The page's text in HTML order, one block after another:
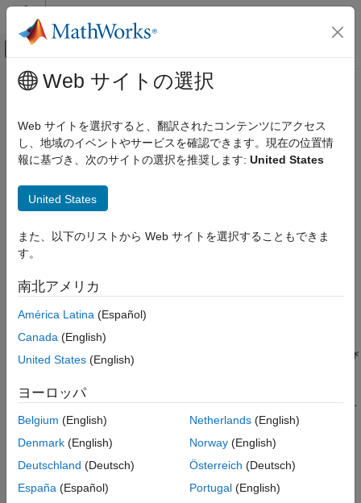
コンテンツへスキップ
オフキャンバス ナビゲーション メ
ドキュメンテーションのホーム
Statistics and Machine Learning Toolbox
回帰
多重線形回帰
Statistics and Machine Learning Toolbox
回帰
Statistics and Machine Learning Toolbox
回帰
ガウス過程回帰
項目一覧
構文
入力引数
出力引数
メインコンテンツ
compact
機械学習モデルのサイズの縮小
構文
CompactMdl = compact(Mdl)
説明
CompactMdl = compact(
のコンパクトなバージョンです。
CompactMdl には学習データが含まれませんが、 および
CompactMdlを使用してクラス ラベルを予測することはできます
が、コンパクトなモデルで交差検証などのタスクは実行できませ
ん。
例
Web サイトの選択
Web サイトを選択すると、翻訳されたコンテンツにアクセス
し、地域のイベントやサービスを確認できます。現在の位置情
報に基づき、次のサイトの選択を推奨します: United States
United States
また、以下のリストから Web サイトを選択することもできま
す。
南北アメリカ
América Latina (Español)
Canada (English)
United States (English)
ヨーロッパ
Belgium (English)
Denmark (English)
Deutschland (Deutsch)
España (Español)
Netherlands(English)
Norway(English)
Österreich (Deutsch)
Portugal(English)